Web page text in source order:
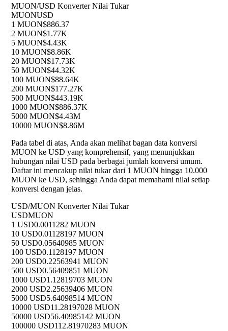
MUON/USD Konverter Nilai Tukar
MUONUSD
1 MUON$886.37
2 MUON$1.77K
5 MUON$4.43K
10 MUON$8.86K
20 MUON$17.73K
50 MUON$44.32K
100 MUON$88.64K
200 MUON$177.27K
500 MUON$443.19K
1000 MUON$886.37K
5000 MUON$4.43M
10000 MUON$8.86M
Pada tabel di atas, Anda akan melihat bagan data konversi
MUON ke USD yang komprehensif, yang menunjukkan
hubungan nilai USD pada berbagai jumlah konversi umum.
Daftar ini mencakup nilai tukar dari 1 MUON hingga 10.000
MUON ke USD, sehingga Anda dapat memahami nilai setiap
konversi dengan jelas.
USD/MUON Konverter Nilai Tukar
USDMUON
1 USD0.0011282 MUON
10 USD0.01128197 MUON
50 USD0.05640985 MUON
100 USD0.1128197 MUON
200 USD0.22563941 MUON
500 USD0.56409851 MUON
1000 USD1.12819703 MUON
2000 USD2.25639406 MUON
5000 USD5.64098514 MUON
10000 USD11.28197028 MUON
50000 USD56.40985142 MUON
100000 USD112.81970283 MUON